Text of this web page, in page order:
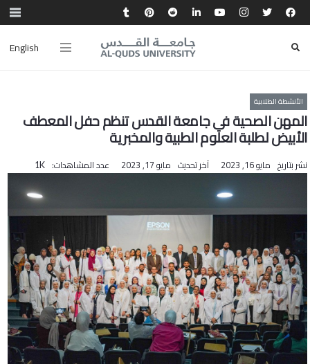
English
الأنشطة الطلابية
المهن الصحية في جامعة القدس تنظم حفل المعطف
الأبيض لطلبة العلوم الطبية والمخبرية
نشر بتاريخ مايو 16, 2023 آخر تحديث مايو 17, 2023 عدد المشاهدات: 1K